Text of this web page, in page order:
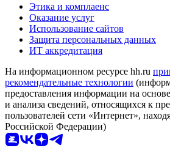
Этика и комплаенс
Оказание услуг
Использование сайтов
Защита персональных данных
ИТ аккредитация
На информационном ресурсе hh.ru
рекомендательные технологии
предоставления информации на
и анализа сведений, относящихся к
пользователей сети «Интернет»,
Российской Федерации)